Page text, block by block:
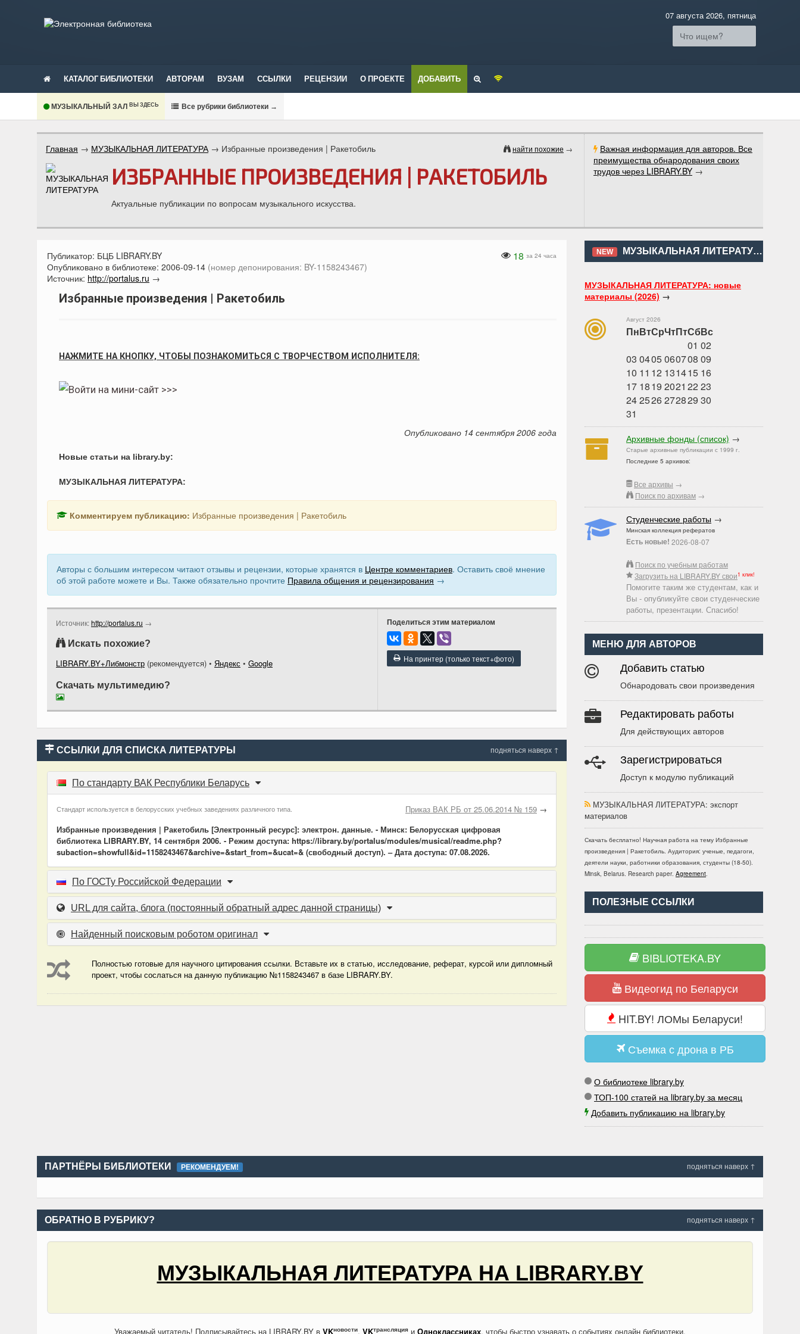
07 августа 2026, пятница
КАТАЛОГ БИБЛИОТЕКИ АВТОРАМ ВУЗАМ ССЫЛКИ РЕЦЕНЗИИ О ПРОЕКТЕ ДОБАВИТЬ
МУЗЫКАЛЬНЫЙ ЗАЛ ВЫ ЗДЕСЬ Все рубрики библиотеки →
Важная информация для авторов. Все
преимущества обнародования своих
трудов через LIBRARY.BY →
найти похожие →
Главная → МУЗЫКАЛЬНАЯ ЛИТЕРАТУРА→ Избранные произведения | Ракетобиль
ИЗБРАННЫЕ ПРОИЗВЕДЕНИЯ | РАКЕТОБИЛЬ
Актуальные публикации по вопросам музыкального искусства.
NEW МУЗЫКАЛЬНАЯ ЛИТЕРАТУРА
МУЗЫКАЛЬНАЯ ЛИТЕРАТУРА: новые
материалы (2026) →
Август 2026
ПнВтСрЧтПтСбВс
01 02
03 0405060708 09
10 11 12 131415 16
17 1819 2021 22 23
242526272829 30
31
Архивные фонды (список) →
Старые архивные публикации с 1999 г.
Последние 5 архивов:
Все архивы →
Поиск по архивам →
Студенческие работы →
Минская коллекция рефератов
Есть новые! 2026-08-07
Поиск по учебным работам
Загрузить на LIBRARY.BY свои1 клик!
Помогите таким же студентам, как и
Вы - опубликуйте свои студенческие
работы, презентации. Спасибо!
МЕНЮ ДЛЯ АВТОРОВ
Добавить статью
Обнародовать свои произведения
Редактировать работы
Для действующих авторов
Зарегистрироваться
Доступ к модулю публикаций
МУЗЫКАЛЬНАЯ ЛИТЕРАТУРА: экспорт
материалов
Скачать бесплатно! Научная работа на тему Избранные
произведения | Ракетобиль. Аудитория: ученые, педагоги,
деятели науки, работники образования, студенты (18-50).
Minsk, Belarus. Research paper. Agreement.
ПОЛЕЗНЫЕ ССЫЛКИ
BIBLIOTEKA.BY
Видеогид по Беларуси
HIT.BY! ЛОМы Беларуси!
Съемка с дрона в РБ
О библиотеке library.by
ТОП-100 статей на library.by за месяц
Добавить публикацию на library.by
18 за 24 часа
Публикатор: БЦБ LIBRARY.BY
Опубликовано в библиотеке: 2006-09-14 (номер депонирования: BY-1158243467)
Источник: http://portalus.ru →
Избранные произведения | Ракетобиль
НАЖМИТЕ НА КНОПКУ, ЧТОБЫ ПОЗНАКОМИТЬСЯ С ТВОРЧЕСТВОМ ИСПОЛНИТЕЛЯ:
Опубликовано 14 сентября 2006 года
Новые статьи на library.by:
МУЗЫКАЛЬНАЯ ЛИТЕРАТУРА:
Комментируем публикацию: Избранные произведения | Ракетобиль
Авторы с большим интересом читают отзывы и рецензии, которые хранятся в Центре комментариев. Оставить своё мнение
об этой работе можете и Вы. Также обязательно прочтите Правила общения и рецензирования →
Поделиться этим материалом
На принтер (только текст+фото)
Источник:http://portalus.ru →
Искать похожие?
LIBRARY.BY+Либмонстр (рекомендуется) • Яндекс • Google
Скачать мультимедию?
подняться наверх ↑
ССЫЛКИ ДЛЯ СПИСКА ЛИТЕРАТУРЫ
По стандарту ВАК Республики Беларусь
Приказ ВАК РБ от 25.06.2014 № 159 →
Стандарт используется в белорусских учебных заведениях различного типа.
Избранные произведения | Ракетобиль [Электронный ресурс]: электрон. данные. - Минск: Белорусская цифровая
библиотека LIBRARY.BY, 14 сентября 2006. - Режим доступа: https://library.by/portalus/modules/musical/readme.php?
subaction=showfull&id=1158243467&archive=&start_from=&ucat=& (свободный доступ). – Дата доступа: 07.08.2026.
По ГОСТу Российской Федерации
URL для сайта, блога (постоянный обратный адрес данной страницы)
Найденный поисковым роботом оригинал
Полностью готовые для научного цитирования ссылки. Вставьте их в статью, исследование, реферат, курсой или дипломный
проект, чтобы сослаться на данную публикацию №1158243467 в базе LIBRARY.BY.
подняться наверх ↑
ПАРТНЁРЫ БИБЛИОТЕКИ РЕКОМЕНДУЕМ!
подняться наверх ↑
ОБРАТНО В РУБРИКУ?
МУЗЫКАЛЬНАЯ ЛИТЕРАТУРА НА LIBRARY.BY
Уважаемый читатель! Подписывайтесь на LIBRARY.BY в VKновости, VKтрансляция и Одноклассниках, чтобы быстро узнавать о событиях онлайн библиотеки.